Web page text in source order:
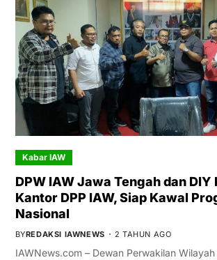
Kabar IAW
DPW IAW Jawa Tengah dan DIY
Kantor DPP IAW, Siap Kawal
Nasional
BYREDAKSI IAWNEWS 2 TAHUN AGO
IAWNews.com – Dewan Perwakilan